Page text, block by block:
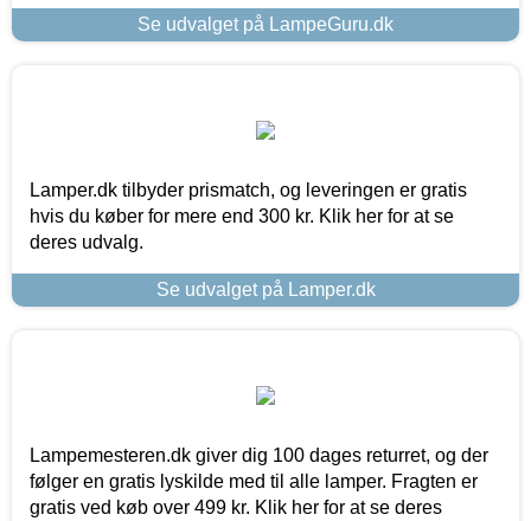
Se udvalget på LampeGuru.dk
Lamper.dk tilbyder prismatch, og leveringen er gratis
hvis du køber for mere end 300 kr. Klik her for at se
deres udvalg.
Se udvalget på Lamper.dk
Lampemesteren.dk giver dig 100 dages returret, og der
følger en gratis lyskilde med til alle lamper. Fragten er
gratis ved køb over 499 kr. Klik her for at se deres